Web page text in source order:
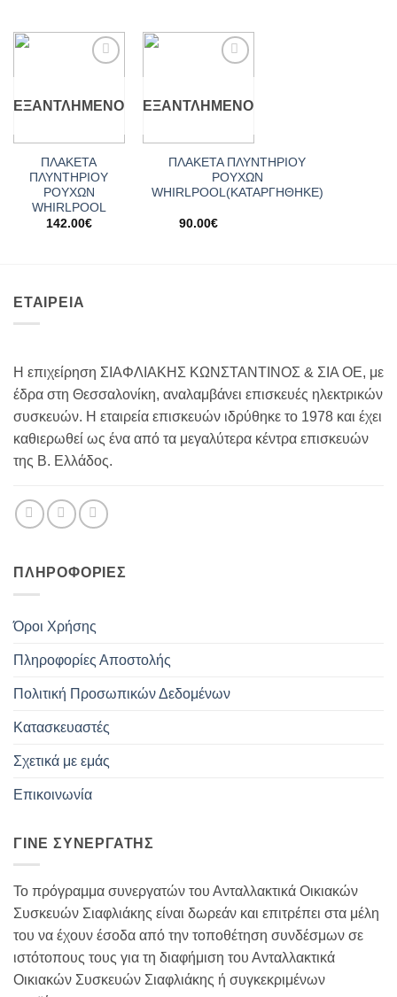
ΕΞΑΝΤΛΗΜΈΝΟ
ΠΛΑΚΕΤΑ
ΠΛΥΝΤΗΡΙΟΥ
ΡΟΥΧΩΝ
WHIRLPOOL
142.00€
ΕΞΑΝΤΛΗΜΈΝΟ
ΠΛΑΚΕΤΑ ΠΛΥΝΤΗΡΙΟΥ
ΡΟΥΧΩΝ
WHIRLPOOL(ΚΑΤΑΡΓΗΘΗΚΕ)
90.00€
ΕΤΑΙΡΕΙΑ
Η επιχείρηση ΣΙΑΦΛΙΑΚΗΣ ΚΩΝΣΤΑΝΤΙΝΟΣ & ΣΙΑ ΟΕ, με
έδρα στη Θεσσαλονίκη, αναλαμβάνει επισκευές ηλεκτρικών
συσκευών. Η εταιρεία επισκευών ιδρύθηκε το 1978 και έχει
καθιερωθεί ως ένα από τα μεγαλύτερα κέντρα επισκευών
της Β. Ελλάδος.
ΠΛΗΡΟΦΟΡΊΕΣ
Όροι Χρήσης
Πληροφορίες Αποστολής
Πολιτική Προσωπικών Δεδομένων
Κατασκευαστές
Σχετικά με εμάς
Επικοινωνία
ΓΊΝΕ ΣΥΝΕΡΓΆΤΗΣ
Το πρόγραμμα συνεργατών του Ανταλλακτικά Οικιακών
Συσκευών Σιαφλιάκης είναι δωρεάν και επιτρέπει στα μέλη
του να έχουν έσοδα από την τοποθέτηση συνδέσμων σε
ιστότοπους τους για τη διαφήμιση του Ανταλλακτικά
Οικιακών Συσκευών Σιαφλιάκης ή συγκεκριμένων